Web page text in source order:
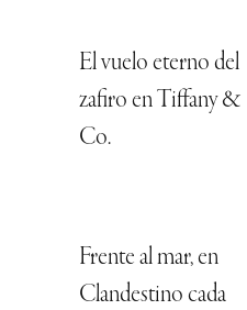
El vuelo eterno del
zafiro en Tiffany &
Co.
Frente al mar, en
Clandestino cada